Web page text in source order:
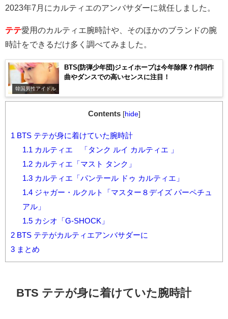
2023年7月にカルティエのアンバサダーに就任しました。
テテ愛用のカルティエ腕時計や、そのほかのブランドの腕
時計をできるだけ多く調べてみました。
韓国男性アイドル
BTS(防弾少年団)ジェイホープは今年除隊？作詞作
曲やダンスでの高いセンスに注目！
Contents [hide]
1
BTS テテが身に着けていた腕時計
1.1
カルティエ 「タンク ルイ カルティエ 」
1.2カルティエ「マスト タンク」
1.3カルティエ「パンテール ドゥ カルティエ」
1.4ジャガー・ルクルト「マスター８デイズ パーペチュ
アル」
1.5カシオ「G-SHOCK」
2 BTS テテがカルティエアンバサダーに
3 まとめ
BTS テテが身に着けていた腕時計